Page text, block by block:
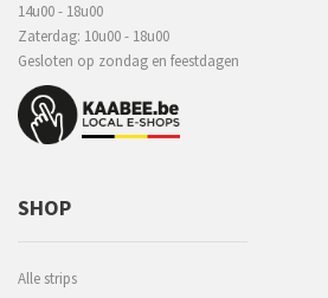
14u00 - 18u00
Zaterdag: 10u00 - 18u00
Gesloten op zondag en feestdagen
SHOP
Alle strips